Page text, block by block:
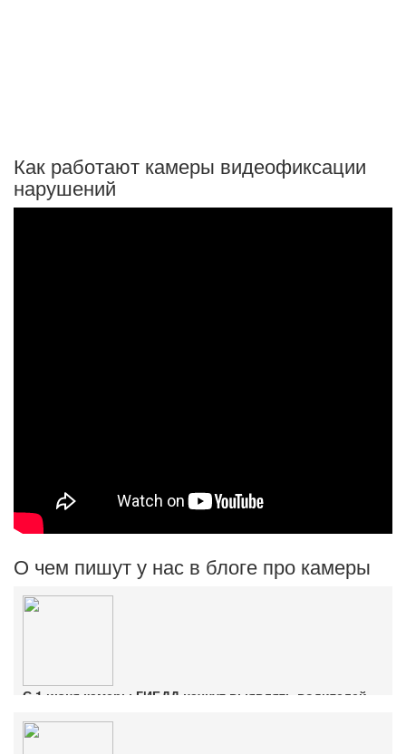
Как работают камеры видеофиксации
нарушений
О чем пишут у нас в блоге про камеры
С 1 июня камеры ГИБДД начнут выявлять водителей
Ознакомиться с деталями